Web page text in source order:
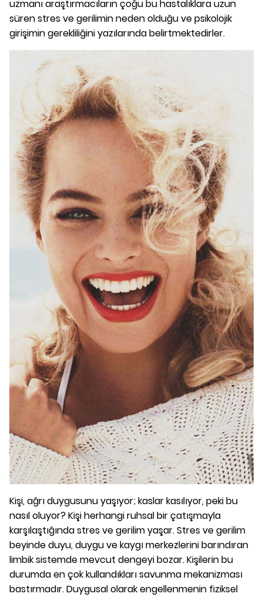
uzmanı araştırmacıların çoğu bu hastalıklara uzun
süren stres ve gerilimin neden olduğu ve psikolojik
girişimin gerekliliğini yazılarında belirtmektedirler.
Kişi, ağrı duygusunu yaşıyor; kaslar kasılıyor, peki bu
nasıl oluyor? Kişi herhangi ruhsal bir çatışmayla
karşılaştığında stres ve gerilim yaşar. Stres ve gerilim
beyinde duyu, duygu ve kaygı merkezlerini barındıran
limbik sistemde mevcut dengeyi bozar. Kişilerin bu
durumda en çok kullandıkları savunma mekanizması
bastırmadır. Duygusal olarak engellenmenin fiziksel